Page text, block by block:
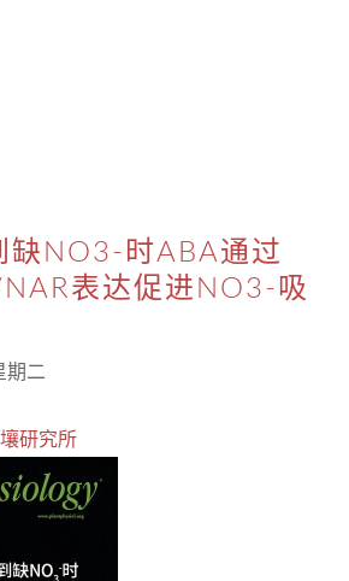
缺NO3-时ABA通过
表达促进NO3-吸
期二
研究所